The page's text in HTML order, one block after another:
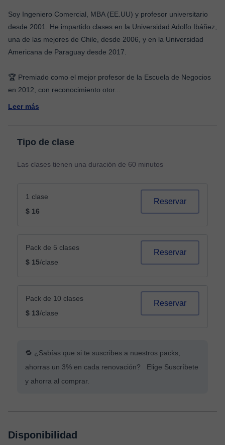
Soy Ingeniero Comercial, MBA (EE.UU) y profesor universitario
desde 2001. He impartido clases en la Universidad Adolfo Ibáñez,
una de las mejores de Chile, desde 2006, y en la Universidad
Americana de Paraguay desde 2017.
🏆 Premiado como el mejor profesor de la Escuela de Negocios
en 2012, con reconocimiento otor...
Leer más
Tipo de clase
Las clases tienen una duración de 60 minutos
1 clase
$ 16
Reservar
Pack de 5 clases
$ 15/clase
Reservar
Pack de 10 clases
$ 13/clase
Reservar
🔁 ¿Sabías que si te suscribes a nuestros packs,
ahorras un 3% en cada renovación? Elige Suscríbete
y ahorra al comprar.
Disponibilidad